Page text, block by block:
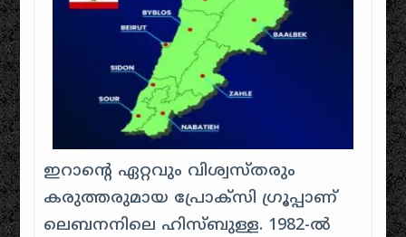
ഇറാന്റെ ഏറ്റവും വിശ്വസ്തരും
കരുത്തരുമായ പ്രോക്സി ഗ്രൂപ്പാണ്
ലെബനനിലെ ഹിസ്ബുള്ള. 1982-ൽ